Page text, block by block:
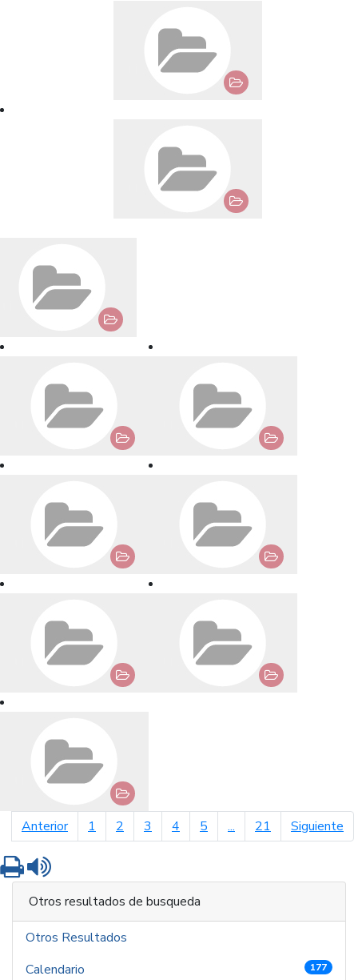
Anteriorpágina anterior
1 2 3 4 5 ... 21 Siguiente
Imprimir
Otros resultados de busqueda
Otros Resultados
Calendario
177